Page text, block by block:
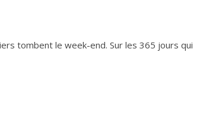
tombent le week-end. Sur les 365 jours qui